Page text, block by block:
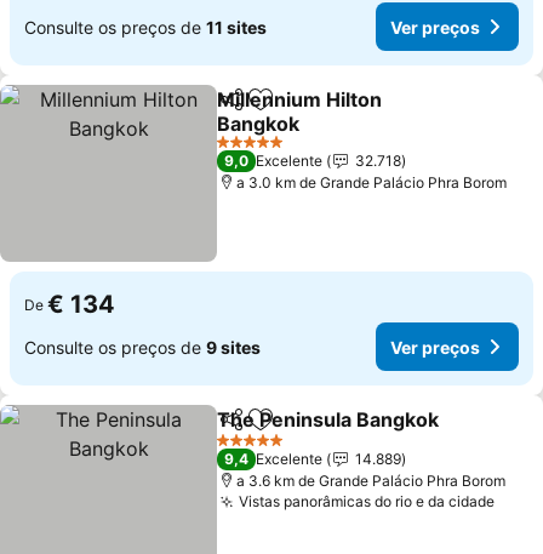
Consulte os preços de 11 sites Ver preços
PartilharAdicionar aos favoritos
Millennium Hilton
Bangkok
5 Estrelas
9,0 Excelente
32.718
a 3.0 km de Grande Palácio Phra Borom
De € 134
Consulte os preços de 9 sites Ver preços
PartilharAdicionar aos favoritos
The Peninsula Bangkok
5 Estrelas
9,4 Excelente
14.889
a 3.6 km de Grande Palácio Phra Borom
Vistas panorâmicas do rio e da cidade